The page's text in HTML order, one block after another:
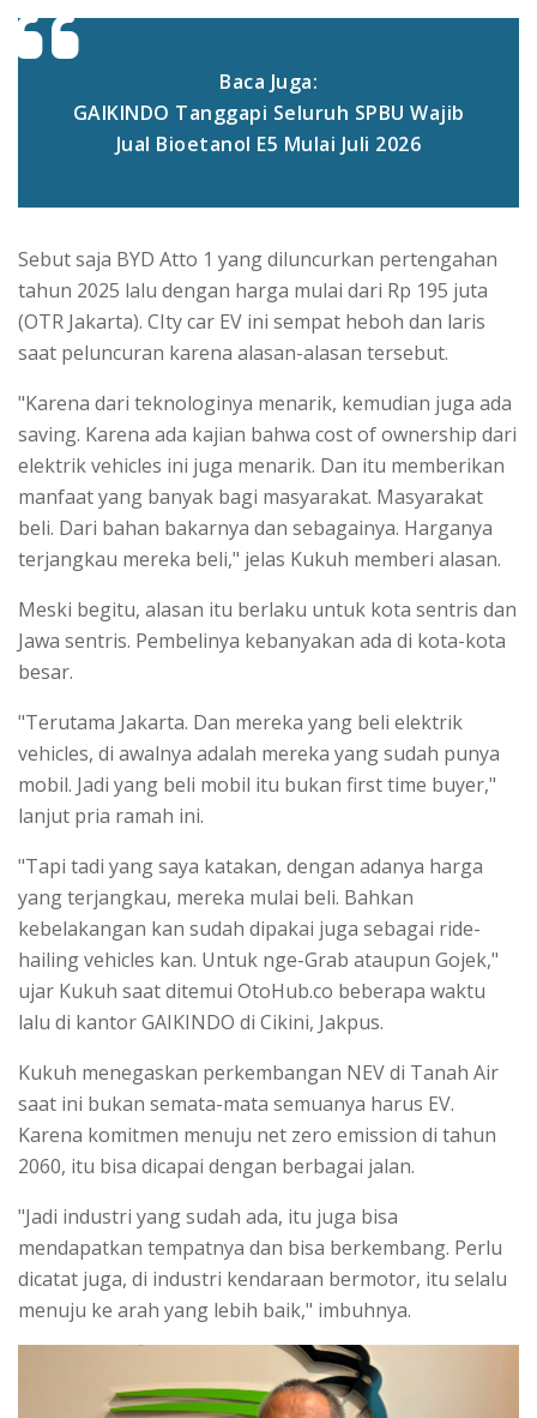
Baca Juga:
GAIKINDO Tanggapi Seluruh SPBU Wajib
Jual Bioetanol E5 Mulai Juli 2026
Sebut saja BYD Atto 1 yang diluncurkan pertengahan
tahun 2025 lalu dengan harga mulai dari Rp 195 juta
(OTR Jakarta). CIty car EV ini sempat heboh dan laris
saat peluncuran karena alasan-alasan tersebut.
"Karena dari teknologinya menarik, kemudian juga ada
saving. Karena ada kajian bahwa cost of ownership dari
elektrik vehicles ini juga menarik. Dan itu memberikan
manfaat yang banyak bagi masyarakat. Masyarakat
beli. Dari bahan bakarnya dan sebagainya. Harganya
terjangkau mereka beli," jelas Kukuh memberi alasan.
Meski begitu, alasan itu berlaku untuk kota sentris dan
Jawa sentris. Pembelinya kebanyakan ada di kota-kota
besar.
"Terutama Jakarta. Dan mereka yang beli elektrik
vehicles, di awalnya adalah mereka yang sudah punya
mobil. Jadi yang beli mobil itu bukan first time buyer,"
lanjut pria ramah ini.
"Tapi tadi yang saya katakan, dengan adanya harga
yang terjangkau, mereka mulai beli. Bahkan
kebelakangan kan sudah dipakai juga sebagai ride-
hailing vehicles kan. Untuk nge-Grab ataupun Gojek,"
ujar Kukuh saat ditemui OtoHub.co beberapa waktu
lalu di kantor GAIKINDO di Cikini, Jakpus.
Kukuh menegaskan perkembangan NEV di Tanah Air
saat ini bukan semata-mata semuanya harus EV.
Karena komitmen menuju net zero emission di tahun
2060, itu bisa dicapai dengan berbagai jalan.
"Jadi industri yang sudah ada, itu juga bisa
mendapatkan tempatnya dan bisa berkembang. Perlu
dicatat juga, di industri kendaraan bermotor, itu selalu
menuju ke arah yang lebih baik," imbuhnya.